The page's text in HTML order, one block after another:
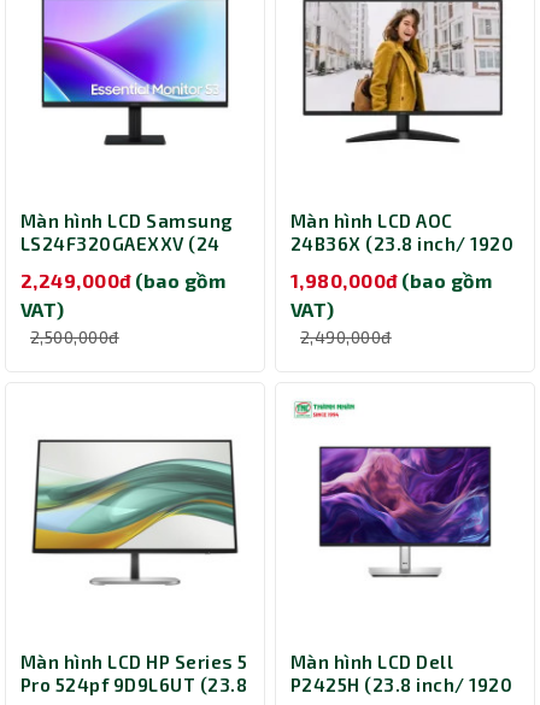
Màn hình LCD Samsung
LS24F320GAEXXV (24
cd/m2/ 5ms/ 120Hz)
2,249,000đ (bao gồm
VAT)
2,500,000đ
Màn hình LCD AOC
24B36X (23.8 inch/ 1920
0.5ms/ 144Hz)
1,980,000đ (bao gồm
VAT)
2,490,000đ
Màn hình LCD HP Series 5
Pro 524pf 9D9L6UT (23.8
Màn hình LCD Dell
P2425H (23.8 inch/ 1920